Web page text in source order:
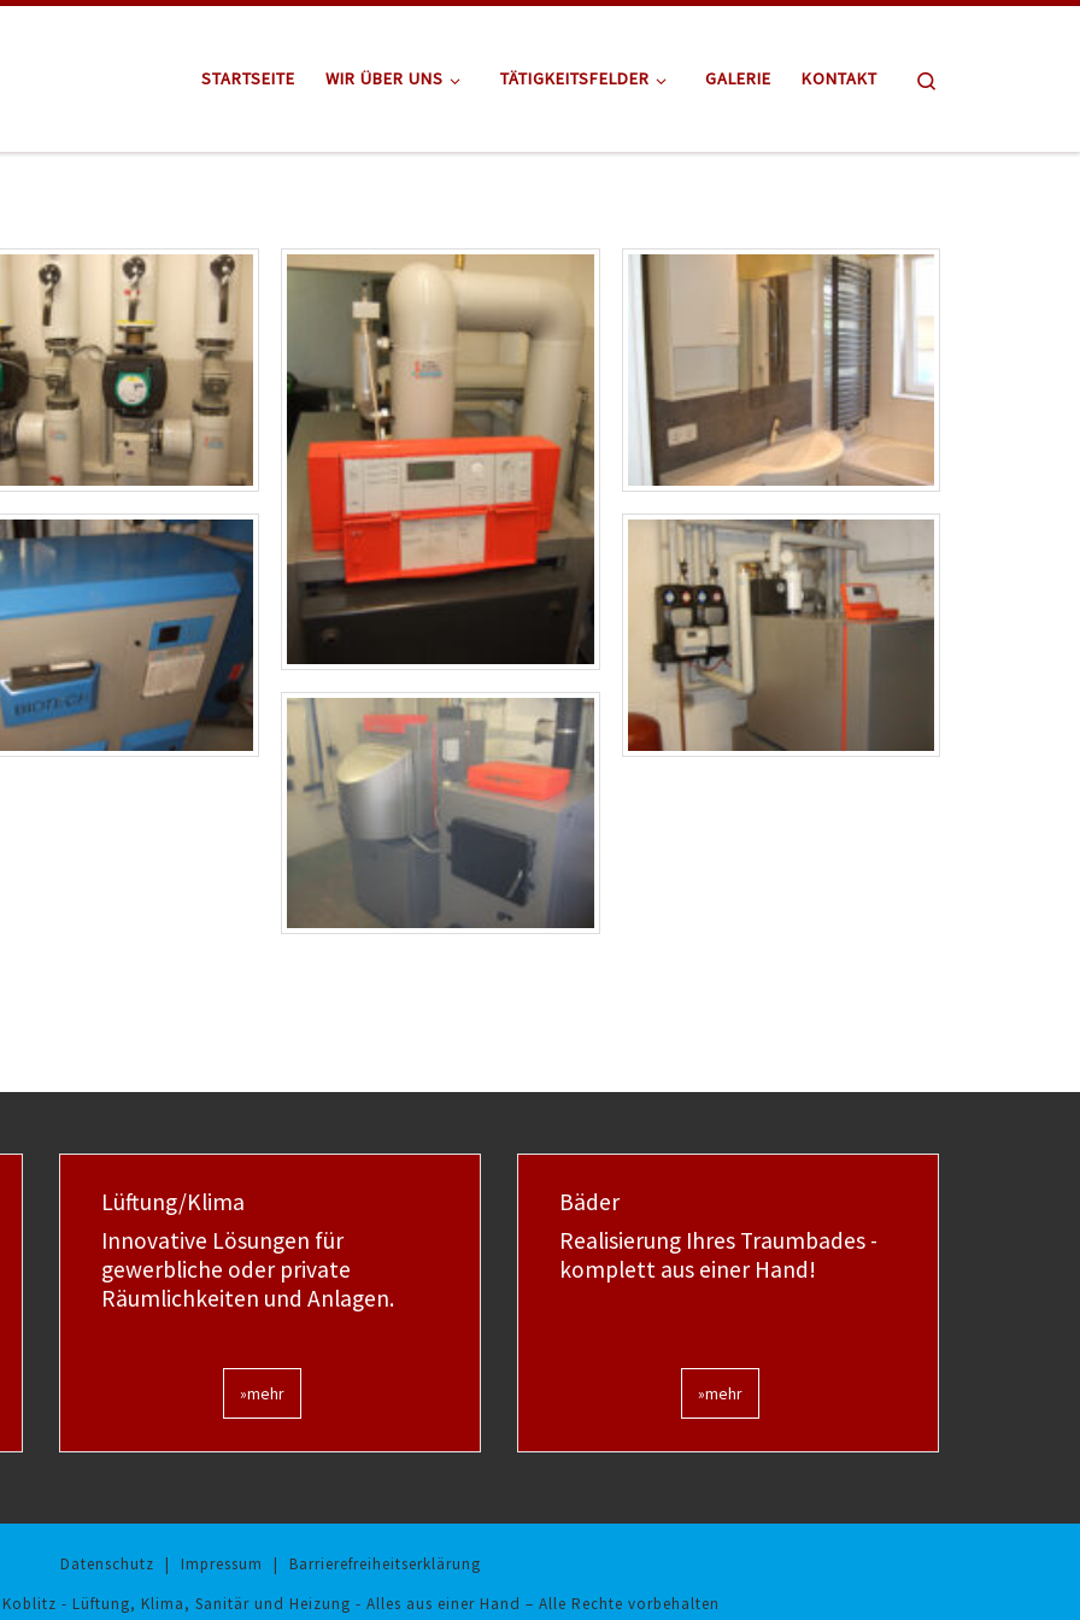
STARTSEITE WIR ÜBER UNS TÄTIGKEITSFELDER GALERIE KONTAKT
Lüftung/Klima
Innovative Lösungen für
gewerbliche oder private
Räumlichkeiten und Anlagen.
»mehr
Bäder
Realisierung Ihres Traumbades -
komplett aus einer Hand!
»mehr
Datenschutz | Impressum |
Barrierefreiheitserklärung
- Lüftung, Klima, Sanitär und Heizung - Alles aus einer Hand – Alle Rechte vorbehalten